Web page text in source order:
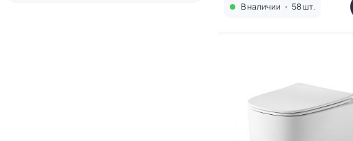
В наличии • 58 шт.